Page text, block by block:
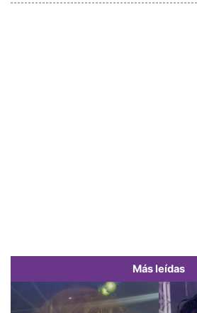
Más leídas